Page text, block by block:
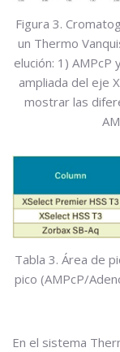
Figura 3.
un Thermo
elución: 1) AMPcP
ampliada del eje
mostrar las
Tabla 3. Área de
pico (AMPcP/
En el sistema